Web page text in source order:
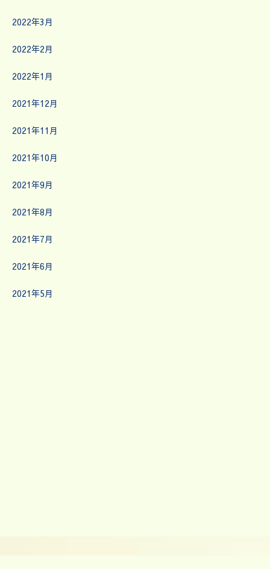
2022年3月
2022年2月
2022年1月
2021年12月
2021年11月
2021年10月
2021年9月
2021年8月
2021年7月
2021年6月
2021年5月